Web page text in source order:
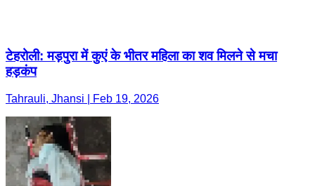
टेहरोली: मड़पुरा में कुएं के भीतर महिला का शव मिलने से मचा
हड़कंप
Tahrauli, Jhansi | Feb 19, 2026